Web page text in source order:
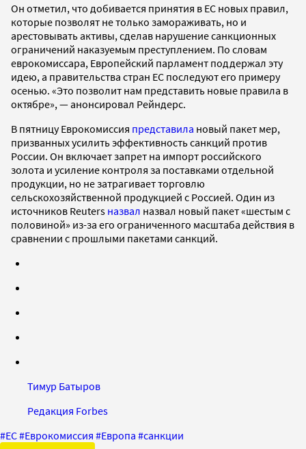
Он отметил, что добивается принятия в ЕС новых правил,
которые позволят не только замораживать, но и
арестовывать активы, сделав нарушение санкционных
ограничений наказуемым преступлением. По словам
еврокомиссара, Европейский парламент поддержал эту
идею, а правительства стран ЕС последуют его примеру
осенью. «Это позволит нам представить новые правила в
октябре», — анонсировал Рейндерс.
В пятницу Еврокомиссия представила новый пакет мер,
призванных усилить эффективность санкций против
России. Он включает запрет на импорт российского
золота и усиление контроля за поставками отдельной
продукции, но не затрагивает торговлю
сельскохозяйственной продукцией с Россией. Один из
источников Reuters назвал назвал новый пакет «шестым с
половиной» из-за его ограниченного масштаба действия в
сравнении с прошлыми пакетами санкций.
Тимур Батыров
Редакция Forbes
#ЕС#Еврокомиссия #Европа #санкции